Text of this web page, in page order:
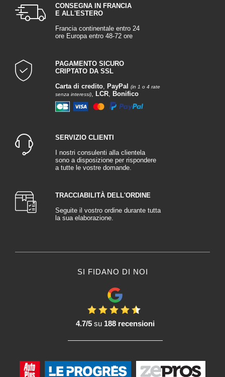
CONSEGNA IN FRANCIA
E ALL'ESTERO
Francia continentale entro 24
ore Europa entro 48-72 ore
PAGAMENTO SICURO
CRIPTATO DA SSL
Carta di credito, PayPal
(in 1 o 4 rate
senza interessi), LCR, Bonifico
SERVIZIO CLIENTI
I nostri consulenti alla clientela
sono a disposizione per rispondere
a tutte le vostre domande.
TRACCIABILITÀ DELL'ORDINE
Seguite il vostro ordine durante tutta
la sua elaborazione.
SI FIDANO DI NOI
4.7/5su 188 recensioni